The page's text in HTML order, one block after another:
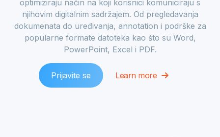
optimiziraju način na koji korisnici komuniciraju s
njihovim digitalnim sadržajem. Od pregledavanja
dokumenata do uređivanja, annotation i podrške za
popularne formate datoteka kao što su Word,
PowerPoint, Excel i PDF.
Prijavite se Learn more